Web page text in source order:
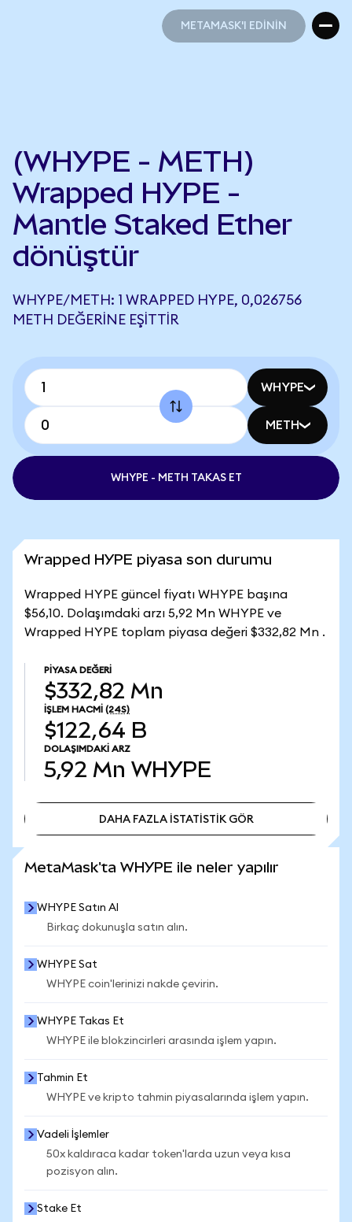
METAMASK'I EDİNİN
(WHYPE - METH)
Wrapped HYPE -
Mantle Staked Ether
dönüştür
WHYPE/METH: 1 WRAPPED HYPE, 0,026756
METH DEĞERINE EŞITTIR
WHYPE
METH
WHYPE - METH TAKAS ET
Wrapped HYPE piyasa son durumu
Wrapped HYPE güncel fiyatı WHYPE başına
$56,10. Dolaşımdaki arzı 5,92 Mn WHYPE ve
Wrapped HYPE toplam piyasa değeri $332,82 Mn .
PIYASA DEĞERI
$332,82 Mn
İŞLEM HACMI (24S)
$122,64 B
DOLAŞIMDAKI ARZ
5,92 Mn WHYPE
DAHA FAZLA İSTATİSTİK GÖR
MetaMask'ta WHYPE ile neler yapılır
WHYPE Satın Al
Birkaç dokunuşla satın alın.
WHYPE Sat
WHYPE coin'lerinizi nakde çevirin.
WHYPE Takas Et
WHYPE ile blokzincirleri arasında işlem yapın.
Tahmin Et
WHYPE ve kripto tahmin piyasalarında işlem yapın.
Vadeli İşlemler
50x kaldıraca kadar token'larda uzun veya kısa
pozisyon alın.
Stake Et